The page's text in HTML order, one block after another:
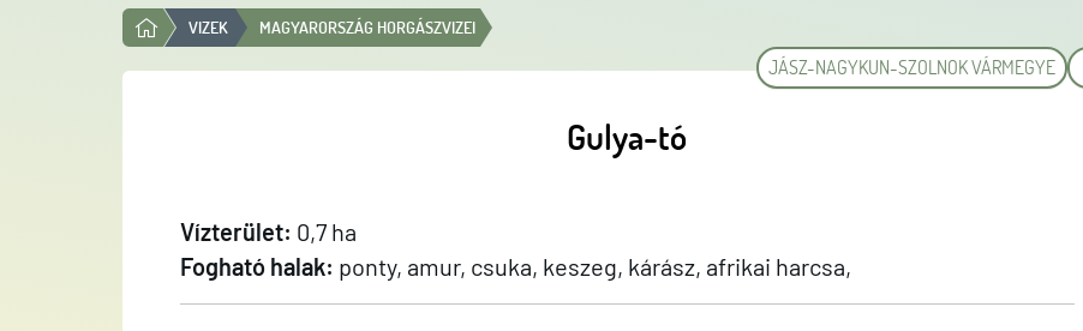
VIZEK MAGYARORSZÁG HORGÁSZVIZEI
JÁSZ-NAGYKUN-SZOLNOK VÁRMEGYE
Gulya-tó
Vízterület: 0,7 ha
Fogható halak: ponty, amur, csuka, keszeg, kárász, afrikai harcsa,